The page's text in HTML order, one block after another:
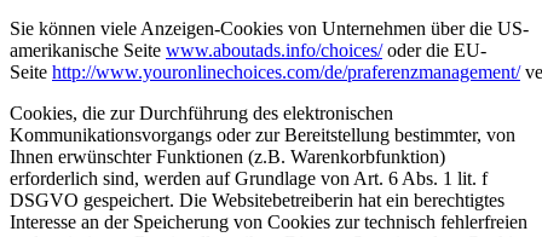
Sie können viele Anzeigen-Cookies von Unternehmen über die US-
amerikanische Seite www.aboutads.info/choices/oder die EU-
Seite http://www.youronlinechoices.com/de/praferenzmanagement/
Cookies, die zur Durchführung des elektronischen
Kommunikationsvorgangs oder zur Bereitstellung bestimmter, von
Ihnen erwünschter Funktionen (z.B. Warenkorbfunktion)
erforderlich sind, werden auf Grundlage von Art. 6 Abs. 1 lit. f
DSGVO gespeichert. Die Websitebetreiberin hat ein berechtigtes
Interesse an der Speicherung von Cookies zur technisch fehlerfreien